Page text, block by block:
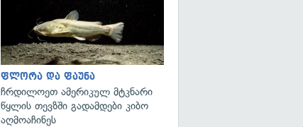
ფლორა და ფაუნა
ჩრდილოეთ ამერიკულ მტკნარი
წყლის თევზში გადამდები კიბო
აღმოაჩინეს